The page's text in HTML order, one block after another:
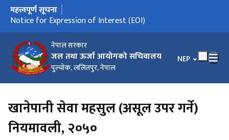
नेपाल सरकार
जल तथा ऊर्जा आयोगको सचिवालय
पुल्चोक, ललितपुर, नेपाल
भाषा चयन गर्नुहोस्
NEP
मुख्य नेभिगेसनमा जानुहोस्
महत्त्वपूर्ण सूचना
Notice for Expression of Interest (EOI)
खानेपानी सेवा महसुल (असूल उपर गर्ने)
नियमावली, २०५०